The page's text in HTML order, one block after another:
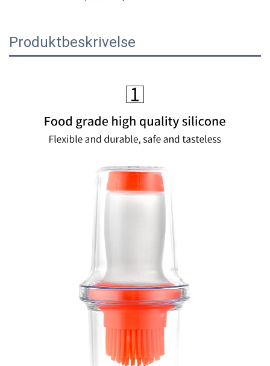
Produktbeskrivelse